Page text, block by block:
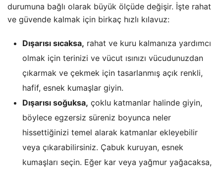
durumuna bağlı olarak büyük ölçüde değişir. İşte rahat
ve güvende kalmak için birkaç hızlı kılavuz:
Dışarısı sıcaksa, rahat ve kuru kalmanıza yardımcı
olmak için terinizi ve vücut ısınızı vücudunuzdan
çıkarmak ve çekmek için tasarlanmış açık renkli,
hafif, esnek kumaşlar giyin.
Dışarısı soğuksa, çoklu katmanlar halinde giyin,
böylece egzersiz süreniz boyunca neler
hissettiğinizi temel alarak katmanlar ekleyebilir
veya çıkarabilirsiniz. Çabuk kuruyan, esnek
kumaşları seçin. Eğer kar veya yağmur yağacaksa,